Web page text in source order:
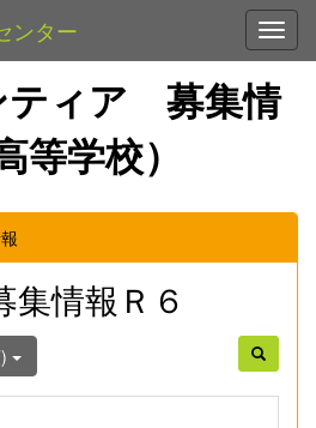
ンター
ティア 募集情
等学校）
情報Ｒ６